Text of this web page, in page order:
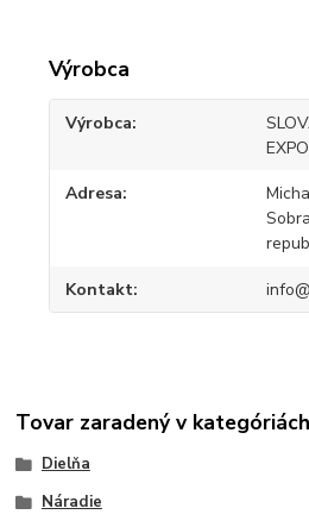
Výrobca
Výrobca
Adresa
Kontakt
Tovar zaradený v kategóriách
Dielňa
Náradie